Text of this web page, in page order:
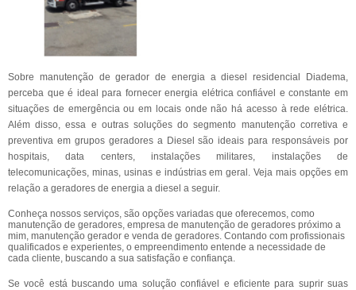
Sobre manutenção de gerador de energia a diesel residencial Diadema,
perceba que é ideal para fornecer energia elétrica confiável e constante em
situações de emergência ou em locais onde não há acesso à rede elétrica.
Além disso, essa e outras soluções do segmento manutenção corretiva e
preventiva em grupos geradores a Diesel são ideais para responsáveis por
hospitais, data centers, instalações militares, instalações de
telecomunicações, minas, usinas e indústrias em geral. Veja mais opções em
relação a geradores de energia a diesel a seguir.
Conheça nossos serviços, são opções variadas que oferecemos, como
manutenção de geradores, empresa de manutenção de geradores próximo a
mim, manutenção gerador e venda de geradores. Contando com profissionais
qualificados e experientes, o empreendimento entende a necessidade de
cada cliente, buscando a sua satisfação e confiança.
Se você está buscando uma solução confiável e eficiente para suprir suas